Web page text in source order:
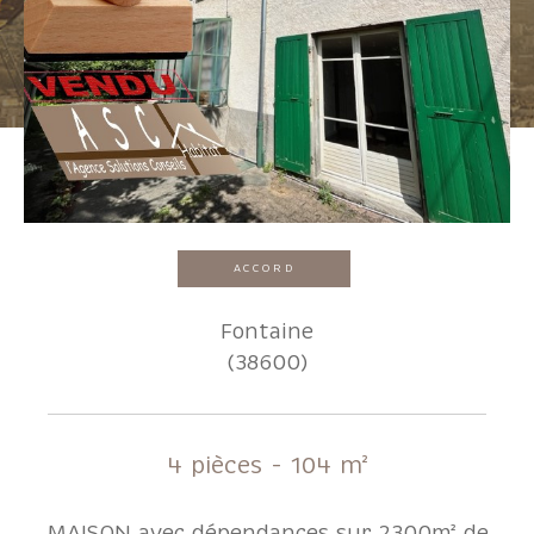
ACCORD
Fontaine
(38600)
4 pièces - 104 m²
Pièces
1 2 3 4 5+
Localisation